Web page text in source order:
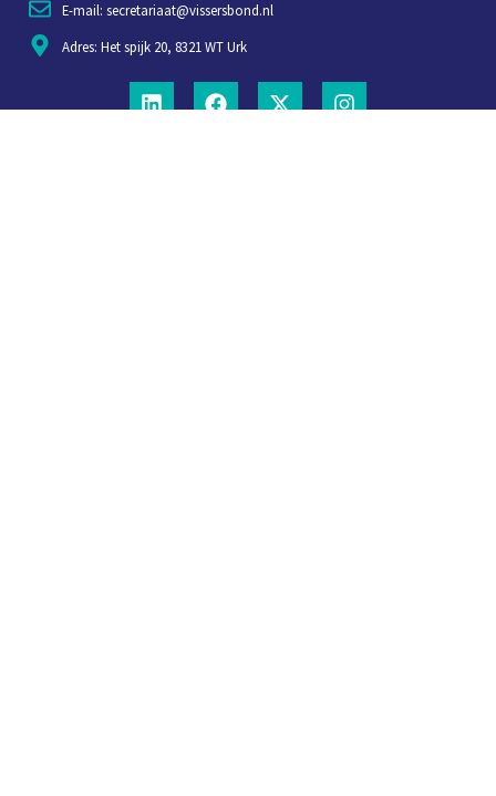
E-mail: secretariaat@vissersbond.nl
Adres: Het spijk 20, 8321 WT Urk